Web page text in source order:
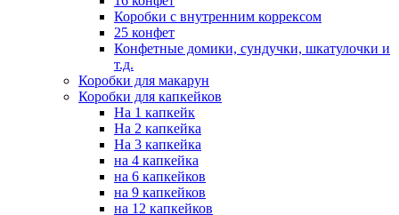
Коробки с внутренним коррексом
25 конфет
Конфетные домики, сундучки, шкатулочки и
т.д.
Коробки для макарун
Коробки для капкейков
На 1 капкейк
На 2 капкейка
На 3 капкейка
на 4 капкейка
на 6 капкейков
на 9 капкейков
на 12 капкейков